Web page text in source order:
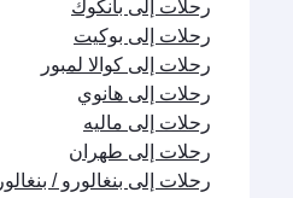
رحلات إلى بانكوك
رحلات إلى بوكيت
رحلات إلى كوالا لمبور
رحلات إلى هانوي
رحلات إلى ماليه
رحلات إلى طهران
رحلات إلى بنغالورو / بنغالور